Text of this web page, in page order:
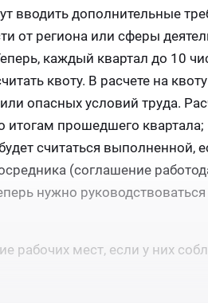
вводить дополнительные
от региона или сферы
каждый квартал до 10
квоту. В расчете на
опасных условий труда.
итогам прошедшего квартала;
считаться выполненной,
(соглашение
нужно
рабочих мест, если у них